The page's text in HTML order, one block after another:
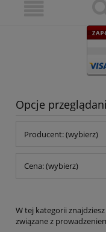
Opcje
Producent: (wybierz)
Cena: (wybierz)
W tej kategorii
związane z